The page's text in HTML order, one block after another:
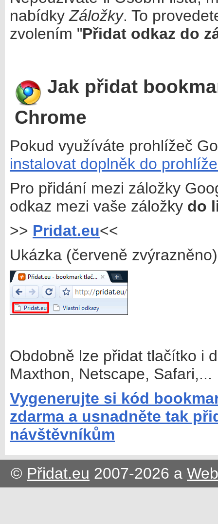
nabídkyZáložky. To
zvolením "Přidat odkaz do
Jak přidat
Chrome
Pokud využíváte prohlížeč
instalovat doplněk do
Pro přidání mezi záložky
odkaz mezi vaše záložky do
>> Pridat.eu<<
Ukázka (červeně
Obdobně lze přidat tlačítko i
Maxthon, Netscape, Safari,...
Vygenerujte si kód
zdarma a usnadněte tak
návštěvníkům
© Přidat.eu 2007-2026 a